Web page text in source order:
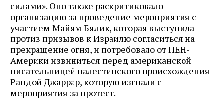
силами». Оно также раскритиковало
организацию за проведение мероприятия с
участием Майям Бялик, которая выступила
против призывов к Израилю согласиться на
прекращение огня, и потребовало от ПЕН-
Америки извиниться перед американской
писательницей палестинского происхождения
Рандой Джаррар, которую изгнали с
мероприятия за протест.